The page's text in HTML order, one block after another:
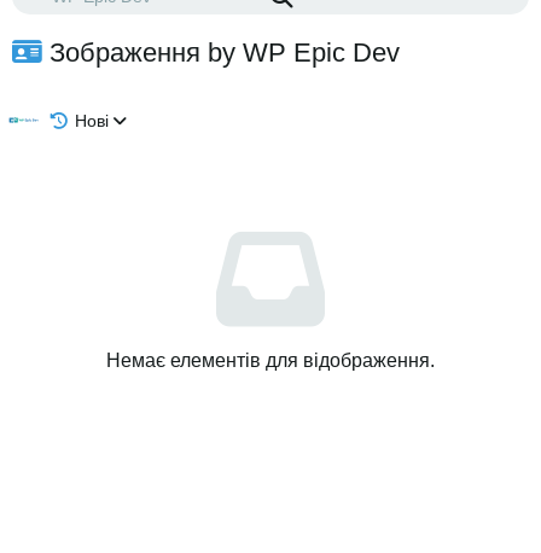
Зображення by WP Epic Dev
Нові
Немає елементів для відображення.